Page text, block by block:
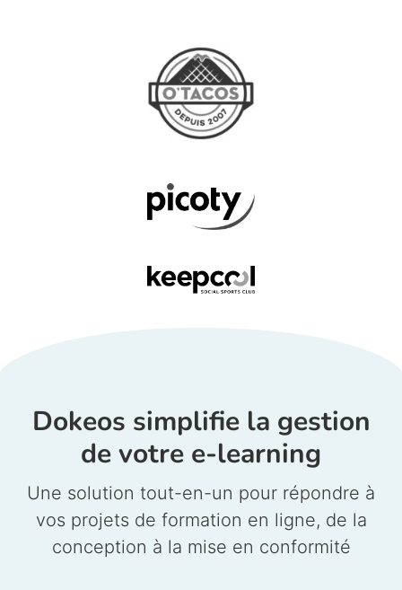
Dokeos simplifie la gestion
de votre e-learning
Une solution tout-en-un pour répondre à
vos projets de formation en ligne, de la
conception à la mise en conformité